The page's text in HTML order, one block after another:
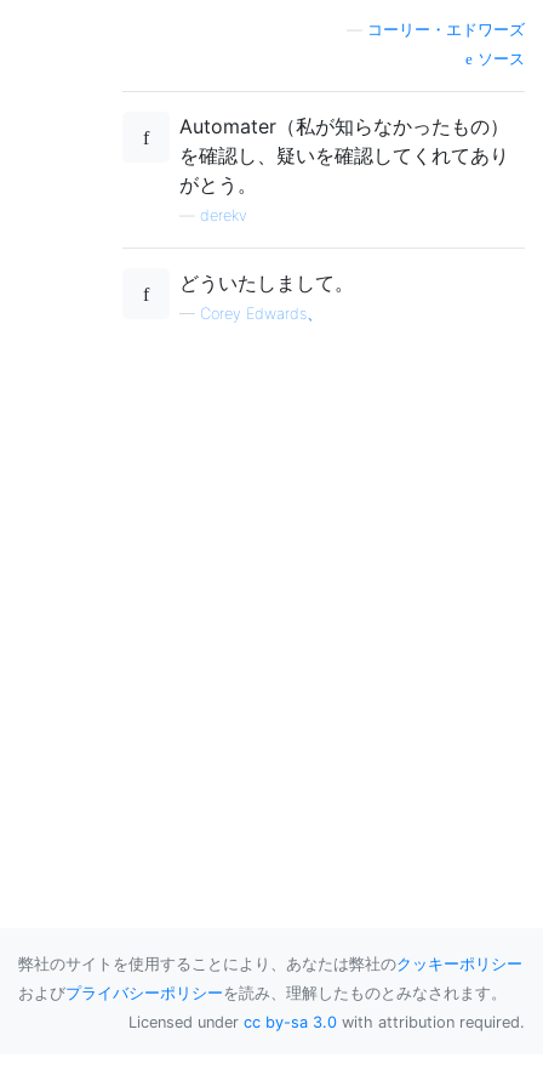
コーリー・エドワーズ
ソース
Automater（私が知らなかったもの）
を確認し、疑いを確認してくれてあり
がとう。
derekv
どういたしまして。
— Corey Edwards、
弊社のサイトを使用することにより、あなたは弊社のクッキーポリシー
およびプライバシーポリシーを読み、理解したものとみなされます。
Licensed under cc by-sa 3.0 with attribution required.